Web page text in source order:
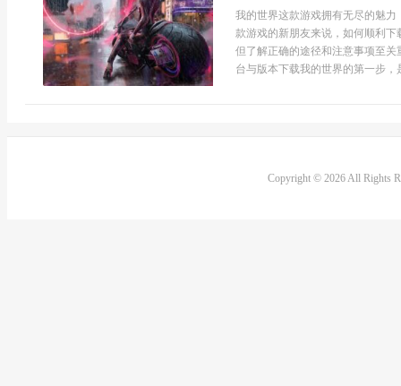
我的世界这款游戏拥有无尽的魅
款游戏的新朋友来说，如何顺利
但了解正确的途径和注意事项至
台与版本下载我的世界的第一步
Copyright © 2026 All Rights